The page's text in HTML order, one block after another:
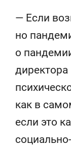
— Если
но
о
как в
если это